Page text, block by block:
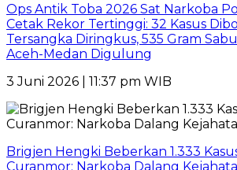
Ops Antik Toba 2026 Sat Narkoba
Cetak Rekor Tertinggi: 32 Kasus
Tersangka Diringkus, 535 Gram
Aceh-Medan Digulung
3 Juni 2026 | 11:37 pm WIB
Brigjen Hengki Beberkan 1.333
Curanmor: Narkoba Dalang